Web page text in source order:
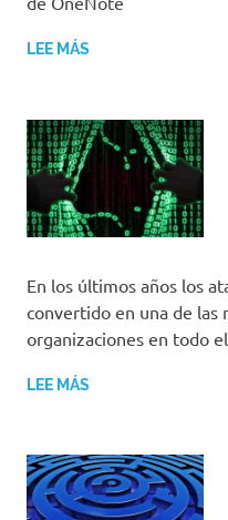
Revistas
LEE MÁS
En los últimos años los
convertido en una de las
organizaciones en todo
LEE MÁS